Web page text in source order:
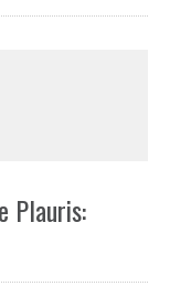
Plauris: